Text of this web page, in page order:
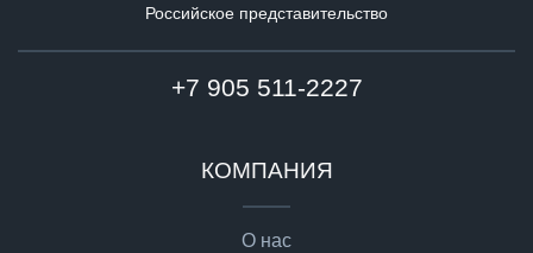
Российское представительство
+7 905 511-2227
КОМПАНИЯ
О нас